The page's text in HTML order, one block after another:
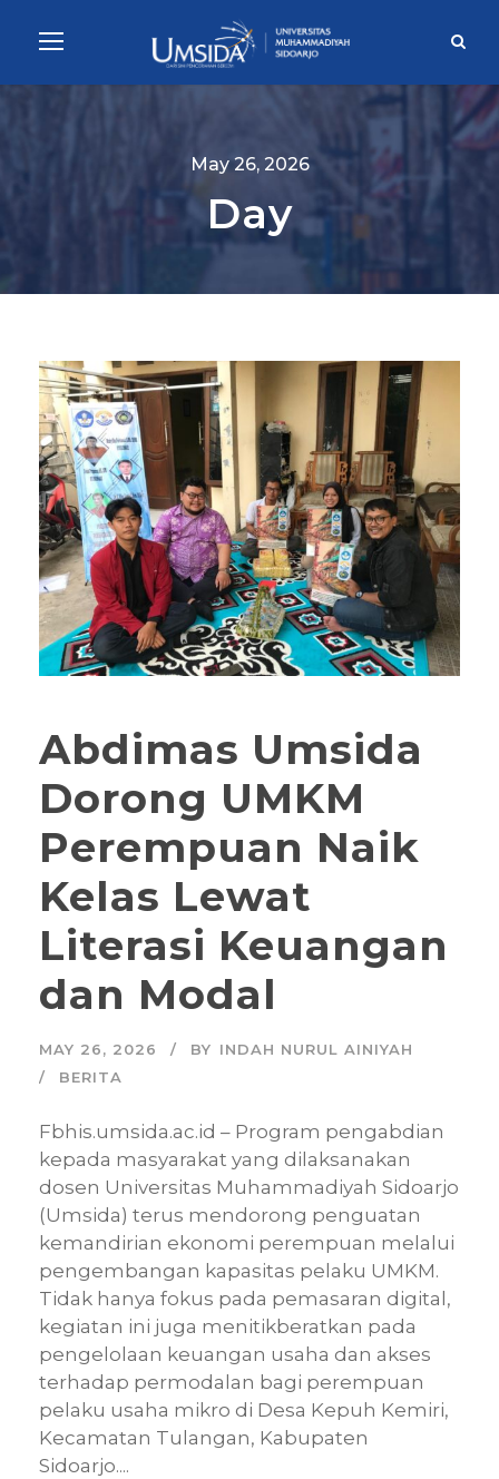
May 26, 2026
Day
Abdimas Umsida
Dorong UMKM
Perempuan Naik
Kelas Lewat
Literasi Keuangan
dan Modal
MAY 26, 2026 BY INDAH NURUL AINIYAH
BERITA
Fbhis.umsida.ac.id – Program pengabdian
kepada masyarakat yang dilaksanakan
dosen Universitas Muhammadiyah Sidoarjo
(Umsida) terus mendorong penguatan
kemandirian ekonomi perempuan melalui
pengembangan kapasitas pelaku UMKM.
Tidak hanya fokus pada pemasaran digital,
kegiatan ini juga menitikberatkan pada
pengelolaan keuangan usaha dan akses
terhadap permodalan bagi perempuan
pelaku usaha mikro di Desa Kepuh Kemiri,
Kecamatan Tulangan, Kabupaten
Sidoarjo....